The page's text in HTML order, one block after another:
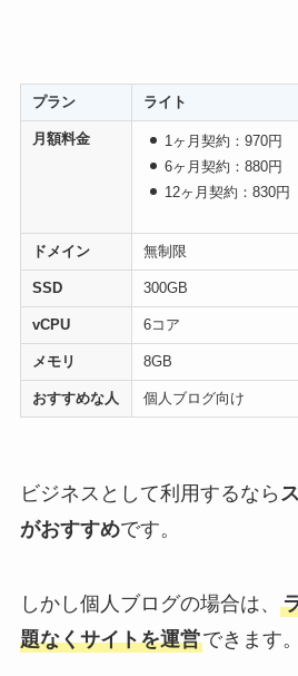
プラン ライト
月額料金
1ヶ月契約：970円
6ヶ月契約：880円
12ヶ月契約：830円
ドメイン 無制限
SSD 300GB
vCPU 6コア
メモリ 8GB
おすすめな人 個人ブログ向け
ビジネスとして利用するなら
がおすすめです。
しかし個人ブログの場合は、
題なくサイトを運営できます。